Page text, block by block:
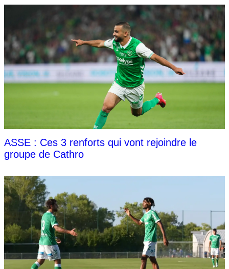
ASSE : Ces 3 renforts qui vont rejoindre le
groupe de Cathro